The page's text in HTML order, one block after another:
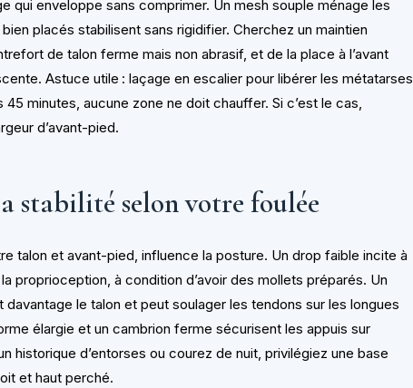
qui enveloppe sans comprimer. Un mesh souple ménage les
placés stabilisent sans rigidifier. Cherchez un maintien
de talon ferme mais non abrasif, et de la place à l’avant
Astuce utile : laçage en escalier pour libérer les métatarses
minutes, aucune zone ne doit chauffer. Si c’est le cas,
d’avant-pied.
stabilité selon votre foulée
talon et avant-pied, influence la posture. Un drop faible incite à
proprioception, à condition d’avoir des mollets préparés. Un
le talon et peut soulager les tendons sur les longues
élargie et un cambrion ferme sécurisent les appuis sur
historique d’entorses ou courez de nuit, privilégiez une base
et haut perché.